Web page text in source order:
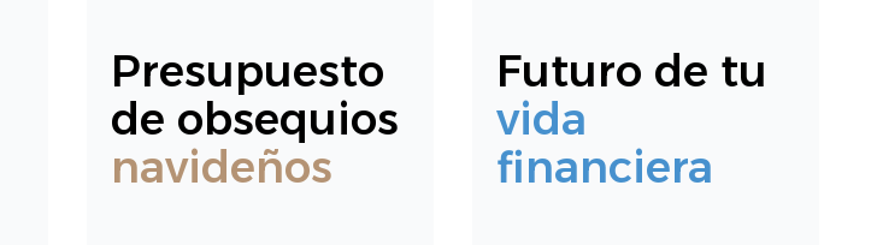
Presupuesto
de obsequios
navideños
Futuro de tu
vida
financiera